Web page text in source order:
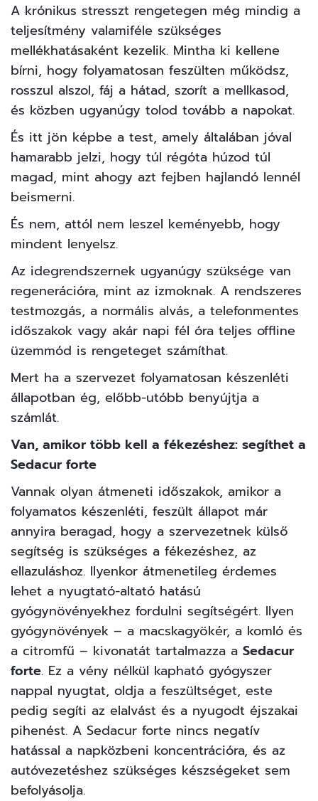
A krónikus stresszt rengetegen még mindig a
teljesítmény valamiféle szükséges
mellékhatásaként kezelik. Mintha ki kellene
bírni, hogy folyamatosan feszülten működsz,
rosszul alszol, fáj a hátad, szorít a mellkasod,
és közben ugyanúgy tolod tovább a napokat.
És itt jön képbe a test, amely általában jóval
hamarabb jelzi, hogy túl régóta húzod túl
magad, mint ahogy azt fejben hajlandó lennél
beismerni.
És nem, attól nem leszel keményebb, hogy
mindent lenyelsz.
Az idegrendszernek ugyanúgy szüksége van
regenerációra, mint az izmoknak. A rendszeres
testmozgás, a normális alvás, a telefonmentes
időszakok vagy akár napi fél óra teljes offline
üzemmód is rengeteget számíthat.
Mert ha a szervezet folyamatosan készenléti
állapotban ég, előbb-utóbb benyújtja a
számlát.
Van, amikor több kell a fékezéshez: segíthet a
Sedacur forte
Vannak olyan átmeneti időszakok, amikor a
folyamatos készenléti, feszült állapot már
annyira beragad, hogy a szervezetnek külső
segítség is szükséges a fékezéshez, az
ellazuláshoz. Ilyenkor átmenetileg érdemes
lehet a nyugtató-altató hatású
gyógynövényekhez fordulni segítségért. Ilyen
gyógynövények – a macskagyökér, a komló és
a citromfű – kivonatát tartalmazza a Sedacur
forte. Ez a vény nélkül kapható gyógyszer
nappal nyugtat, oldja a feszültséget, este
pedig segíti az elalvást és a nyugodt éjszakai
pihenést. A Sedacur forte nincs negatív
hatással a napközbeni koncentrációra, és az
autóvezetéshez szükséges készségeket sem
befolyásolja.